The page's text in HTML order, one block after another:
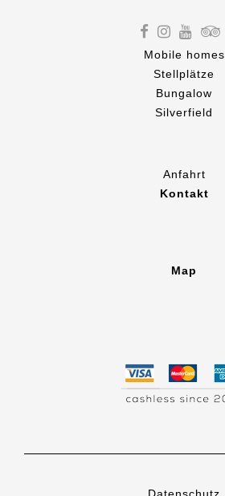
Mobile homes
Stellplätze
Bungalow
Silverfield
Anfahrt
Kontakt
Map
Datenschutz